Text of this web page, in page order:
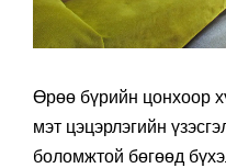
Өрөө бүрийн цонхоор
мэт цэцэрлэгийн
боломжтой бөгөөд